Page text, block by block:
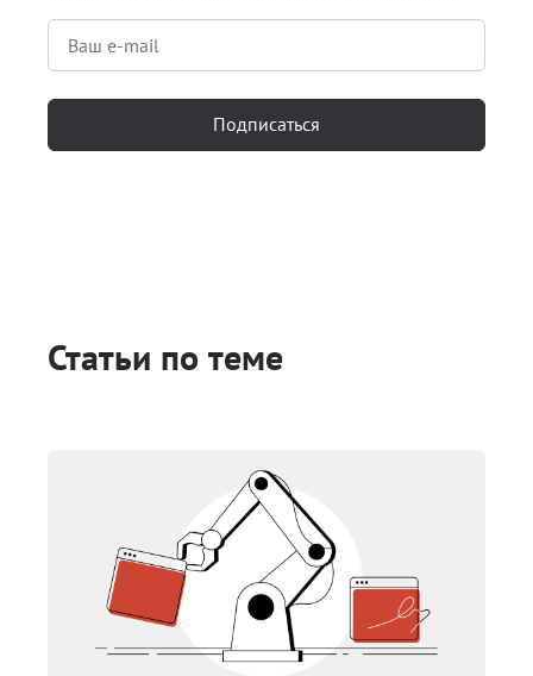
Подписаться
Статьи по теме